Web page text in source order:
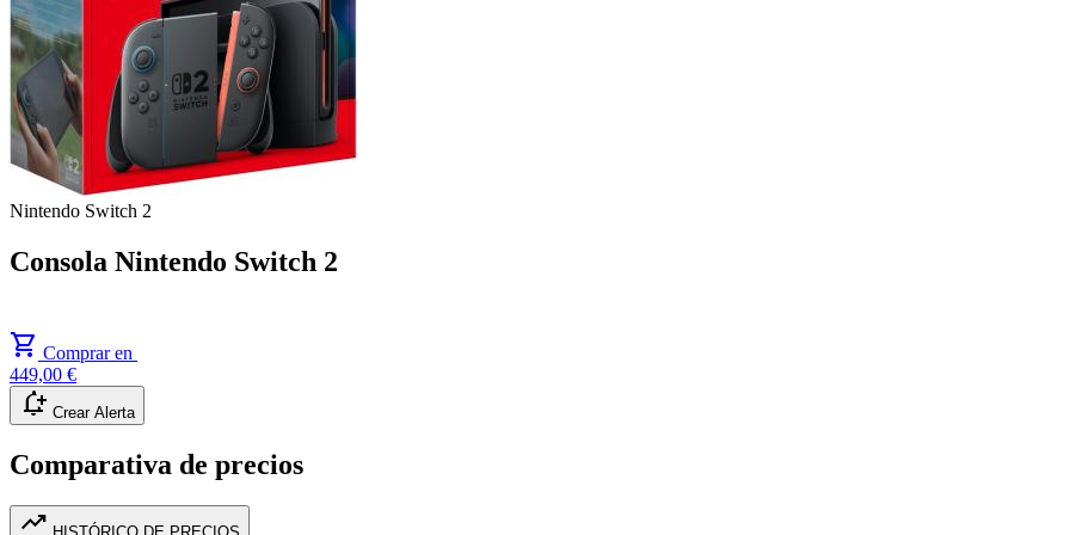
Nintendo Switch 2
Consola Nintendo Switch 2
shopping_cart Comprar en
449,00 €
notification_add Crear Alerta
Comparativa de precios
trending_up